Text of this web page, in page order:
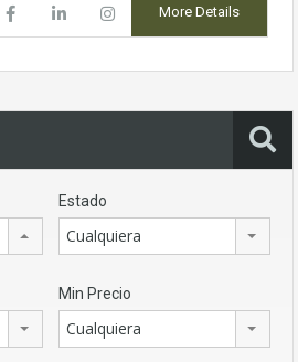
More Details
Estado
Cualquiera
Min Precio
Cualquiera